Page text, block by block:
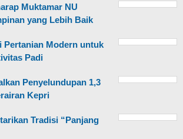
Muktamar NU
yang Lebih Baik
Pertanian Modern untuk
Padi
Penyelundupan 1,3
Kepri
Tradisi “Panjang